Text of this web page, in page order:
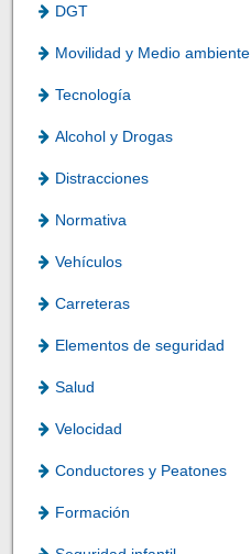
DGT
Movilidad y Medio ambiente
Tecnología
Alcohol y Drogas
Distracciones
Normativa
Vehículos
Carreteras
Elementos de seguridad
Salud
Velocidad
Conductores y Peatones
Formación